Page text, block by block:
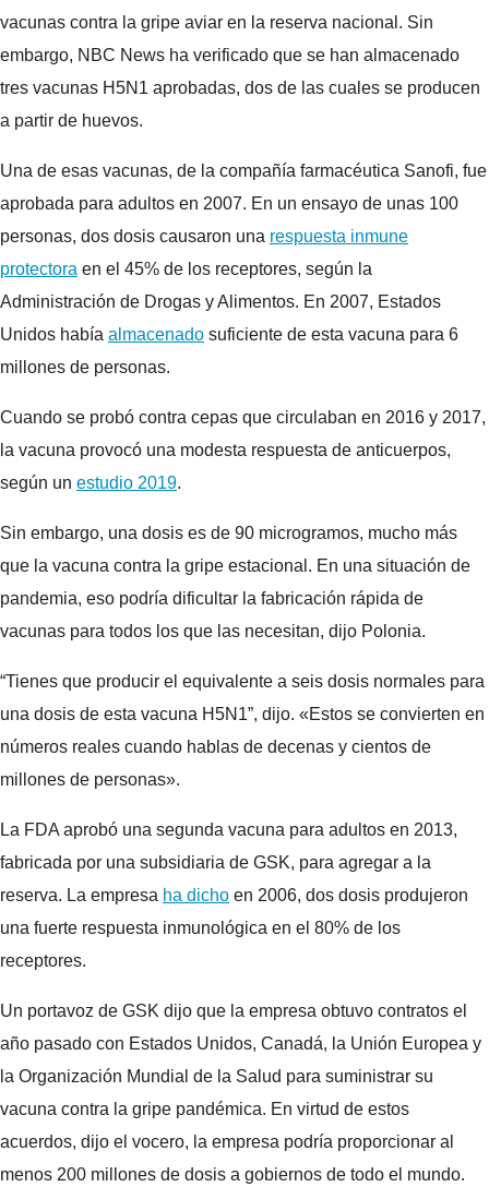
vacunas contra la gripe aviar en la reserva nacional. Sin
embargo, NBC News ha verificado que se han almacenado
tres vacunas H5N1 aprobadas, dos de las cuales se producen
a partir de huevos.
Una de esas vacunas, de la compañía farmacéutica Sanofi, fue
aprobada para adultos en 2007. En un ensayo de unas 100
personas, dos dosis causaron una respuesta inmune
protectora en el 45% de los receptores, según la
Administración de Drogas y Alimentos. En 2007, Estados
Unidos había almacenado suficiente de esta vacuna para 6
millones de personas.
Cuando se probó contra cepas que circulaban en 2016 y 2017,
la vacuna provocó una modesta respuesta de anticuerpos,
según un estudio 2019.
Sin embargo, una dosis es de 90 microgramos, mucho más
que la vacuna contra la gripe estacional. En una situación de
pandemia, eso podría dificultar la fabricación rápida de
vacunas para todos los que las necesitan, dijo Polonia.
“Tienes que producir el equivalente a seis dosis normales para
una dosis de esta vacuna H5N1”, dijo. «Estos se convierten en
números reales cuando hablas de decenas y cientos de
millones de personas».
La FDA aprobó una segunda vacuna para adultos en 2013,
fabricada por una subsidiaria de GSK, para agregar a la
reserva. La empresa ha dicho en 2006, dos dosis produjeron
una fuerte respuesta inmunológica en el 80% de los
receptores.
Un portavoz de GSK dijo que la empresa obtuvo contratos el
año pasado con Estados Unidos, Canadá, la Unión Europea y
la Organización Mundial de la Salud para suministrar su
vacuna contra la gripe pandémica. En virtud de estos
acuerdos, dijo el vocero, la empresa podría proporcionar al
menos 200 millones de dosis a gobiernos de todo el mundo.